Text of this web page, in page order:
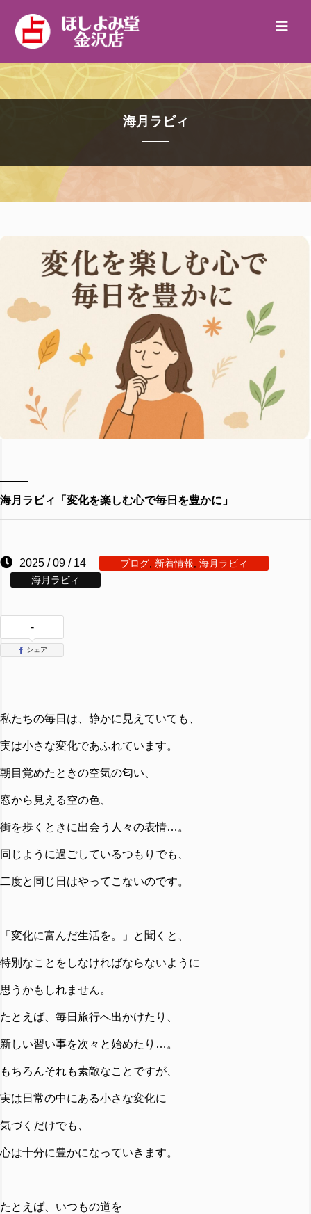
海月ラビィ
海月ラビィ「変化を楽しむ心で毎日を豊かに」
2025 / 09 / 14 ブログ, 新着情報, 海月ラビィ
海月ラビィ
-
シェア
私たちの毎日は、静かに見えていても、
実は小さな変化であふれています。
朝目覚めたときの空気の匂い、
窓から見える空の色、
街を歩くときに出会う人々の表情…。
同じように過ごしているつもりでも、
二度と同じ日はやってこないのです。
「変化に富んだ生活を。」と聞くと、
特別なことをしなければならないように
思うかもしれません。
たとえば、毎日旅行へ出かけたり、
新しい習い事を次々と始めたり…。
もちろんそれも素敵なことですが、
実は日常の中にある小さな変化に
気づくだけでも、
心は十分に豊かになっていきます。
たとえば、いつもの道を